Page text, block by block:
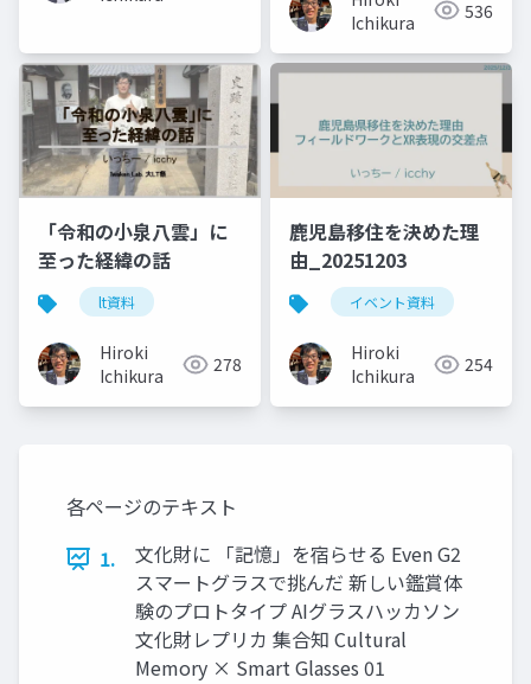
Ichikura
536
「令和の小泉八雲」に
至った経緯の話
lt資料
Hiroki
Ichikura
278
鹿児島移住を決めた理
由_20251203
イベント資料
Hiroki
Ichikura
254
各ページのテキスト
1.
文化財に 「記憶」を宿らせる Even G2
スマートグラスで挑んだ 新しい鑑賞体
験のプロトタイプ AIグラスハッカソン
文化財レプリカ 集合知 Cultural
Memory × Smart Glasses 01